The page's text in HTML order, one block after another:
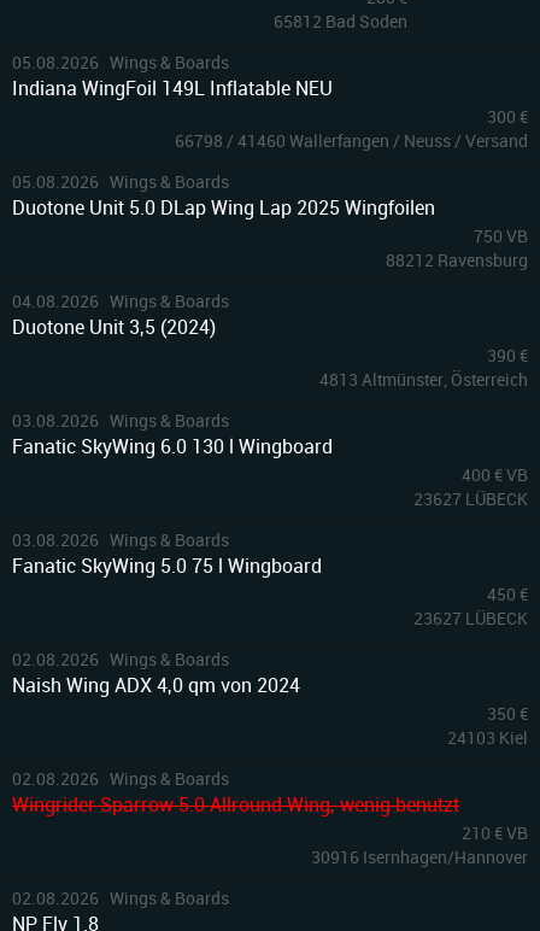
65812 Bad Soden
05.08.2026 Wings & Boards
Indiana WingFoil 149L Inflatable NEU
300 €
66798 / 41460 Wallerfangen / Neuss / Versand
05.08.2026 Wings & Boards
Duotone Unit 5.0 DLap Wing Lap 2025 Wingfoilen
750 VB
88212 Ravensburg
04.08.2026 Wings & Boards
Duotone Unit 3,5 (2024)
390 €
4813 Altmünster, Österreich
03.08.2026 Wings & Boards
Fanatic SkyWing 6.0 130 l Wingboard
400 € VB
23627 LÜBECK
03.08.2026 Wings & Boards
Fanatic SkyWing 5.0 75 l Wingboard
450 €
23627 LÜBECK
02.08.2026 Wings & Boards
Naish Wing ADX 4,0 qm von 2024
350 €
24103 Kiel
02.08.2026 Wings & Boards
Wingrider Sparrow 5.0 Allround Wing, wenig benutzt
210 € VB
30916 Isernhagen/Hannover
02.08.2026 Wings & Boards
NP Fly 1.8